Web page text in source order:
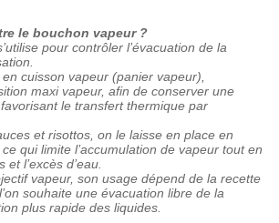
le bouchon vapeur ?
pour contrôler l’évacuation de la
cuisson vapeur (panier vapeur),
maxi vapeur, afin de conserver une
le transfert thermique par
et risottos, on le laisse en place en
qui limite l’accumulation de vapeur tout en
l’excès d’eau.
vapeur, son usage dépend de la recette
souhaite une évacuation libre de la
plus rapide des liquides.